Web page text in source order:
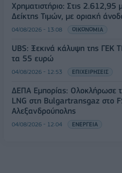
Χρηματιστήριο: Στις 2.612,95
Δείκτης Τιμών, με οριακή
04/08/2026 - 13:08 ΟΙΚΟΝΟΜΙΑ
UBS: Ξεκινά κάλυψη της ΓΕΚ
τα 55 ευρώ
04/08/2026 - 12:53 ΕΠΙΧΕΙΡΗΣΕΙΣ
ΔΕΠΑ Εμπορίας: Ολοκλήρωσε
LNG στη Bulgartransgaz στο
Αλεξανδρούπολης
04/08/2026 - 12:04 ΕΝΕΡΓΕΙΑ